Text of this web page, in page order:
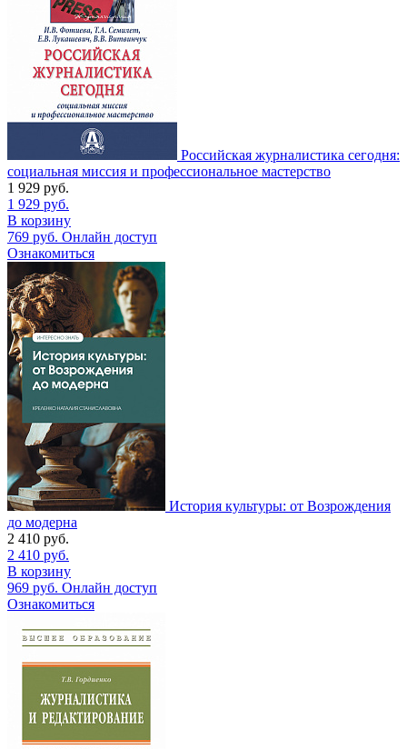
Российская журналистика сегодня:
социальная миссия и профессиональное мастерство
1 929 руб.
1 929 руб.
В корзину
769 руб. Онлайн доступ
Ознакомиться
История культуры: от Возрождения
до модерна
2 410 руб.
2 410 руб.
В корзину
969 руб. Онлайн доступ
Ознакомиться